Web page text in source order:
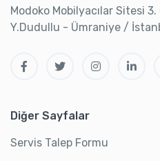
Modoko Mobilyacılar Sitesi
Y.Dudullu - Ümraniye /
Diğer Sayfalar
Servis Talep Formu